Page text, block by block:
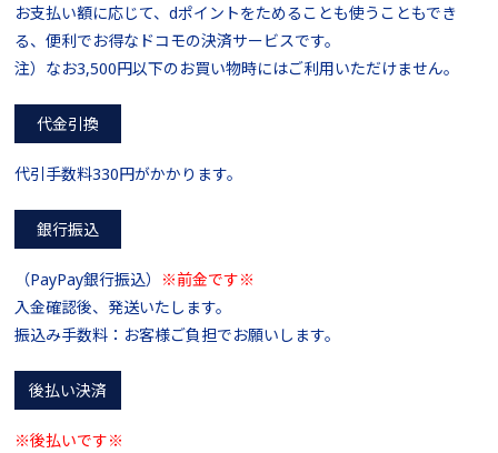
お支払い額に応じて、dポイントをためることも使うこともでき
る、便利でお得なドコモの決済サービスです。
注）なお3,500円以下のお買い物時にはご利用いただけません。
代金引換
代引手数料330円がかかります。
銀行振込
（PayPay銀行振込） ※前金です※
入金確認後、発送いたします。
振込み手数料：お客様ご負担でお願いします。
後払い決済
※後払いです※